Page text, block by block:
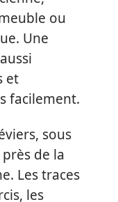
ou
Une
et
facilement.
sous
de la
Les traces
les